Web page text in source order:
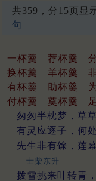
揁 碀 䉚 麠 諻 峸 䝼
梈 韹 宖
共359，分15页显
句
一杯羹 荐杯羹
换杯羹
羊杯羹
有杯羹
助杯羹
付杯羹
奠杯羹
匆匆半枕梦，草
有灵应逐子，何
先生非有馀，莲
士柴东升
拨雪挑来叶转青